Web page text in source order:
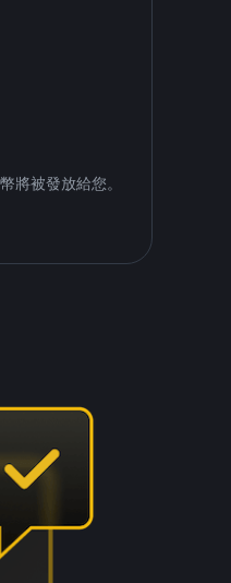
將被發放給您。